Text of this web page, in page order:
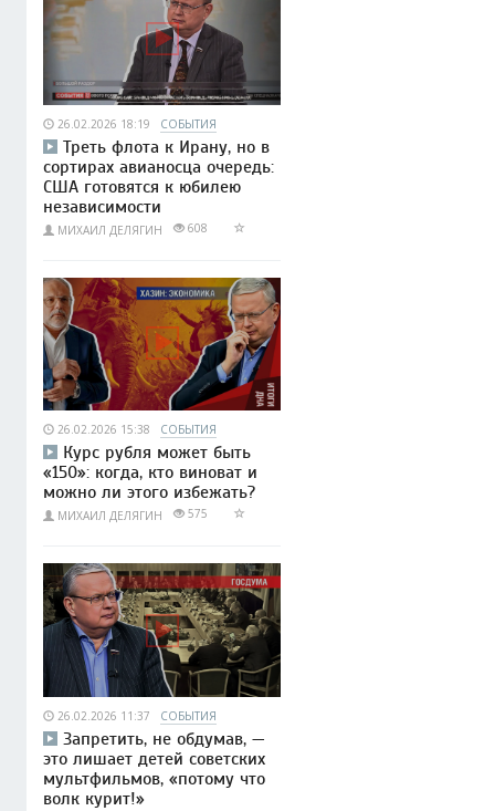
26.02.2026 18:19 СОБЫТИЯ
Треть флота к Ирану, но в
сортирах авианосца очередь:
США готовятся к юбилею
независимости
МИХАИЛ ДЕЛЯГИН 608
26.02.2026 15:38 СОБЫТИЯ
Курс рубля может быть
«150»: когда, кто виноват и
можно ли этого избежать?
МИХАИЛ ДЕЛЯГИН 575
26.02.2026 11:37 СОБЫТИЯ
Запретить, не обдумав, —
это лишает детей советских
мультфильмов, «потому что
волк курит!»